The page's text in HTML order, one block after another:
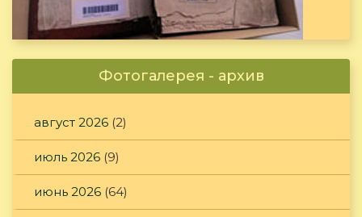
Фотогалерея - архив
август 2026 (2)
июль 2026 (9)
июнь 2026 (64)